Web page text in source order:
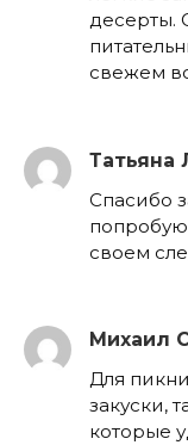
десерты.
свежем
Татьяна
Спасибо
попробую
своем
Михаил
Для
закуски,
которые